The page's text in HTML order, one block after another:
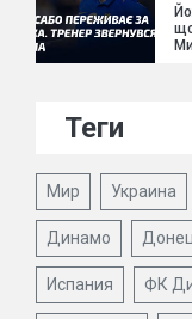
Теги
Мир Украина
Динамо
Испания ФК